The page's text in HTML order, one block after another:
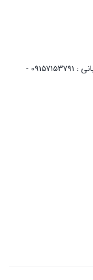
واحد پشتیبانی مشتریان : 05135092741 - واحد پشتیبانی : 09157153791 -